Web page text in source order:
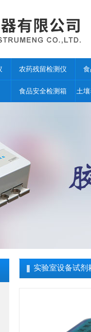
农药残留检测仪
食品安全检测箱 土
实验室设备试剂